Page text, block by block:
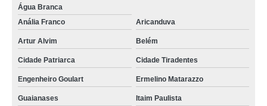
Água Branca
Anália Franco
Aricanduva
Artur Alvim Belém
Cidade Patriarca Cidade Tiradentes
Engenheiro Goulart Ermelino Matarazzo
Guaianases Itaim Paulista